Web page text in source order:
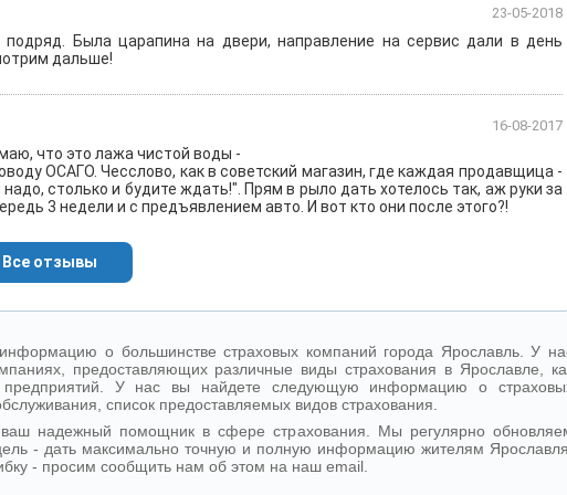
23-05-2018
Была царапина на двери, направление на сервис дали в день
дальше!
16-08-2017
что это лажа чистой воды -
ОСАГО. Чесслово, как в советский магазин, где каждая продавщица -
столько и будите ждать!". Прям в рыло дать хотелось так, аж руки за
3 недели и с предъявлением авто. И вот кто они после этого?!
Все отзывы
о большинстве страховых компаний города Ярославль. У
предоставляющих различные виды страхования в Ярославле,
предприятий. У нас вы найдете следующую информацию о
список предоставляемых видов страхования.
надежный помощник в сфере страхования. Мы регулярно
- дать максимально точную и полную информацию жителям Ярославля.
- просим сообщить нам об этом на наш email.